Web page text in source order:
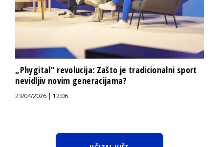
„Phygital” revolucija: Zašto je tradicionalni sport
nevidljiv novim generacijama?
23/04/2026 | 12:06